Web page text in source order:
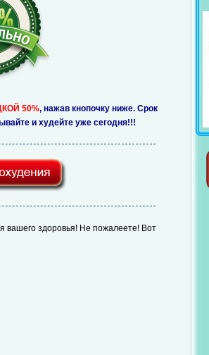
50%, нажав кнопочку ниже. Срок
и худейте уже сегодня!!!
вашего здоровья! Не пожалеете! Вот